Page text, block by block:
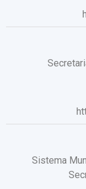
Sistema